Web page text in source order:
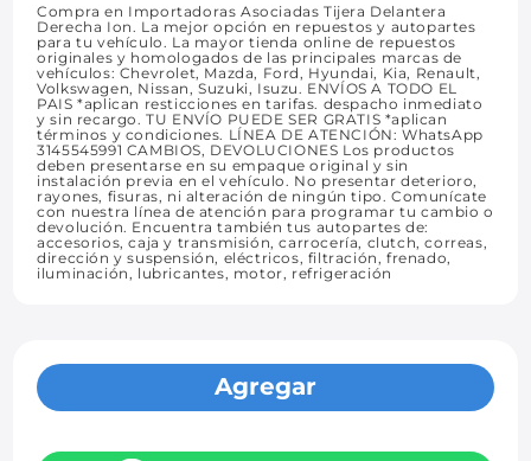
Compra en Importadoras Asociadas Tijera Delantera
Derecha Ion. La mejor opción en repuestos y autopartes
para tu vehículo. La mayor tienda online de repuestos
originales y homologados de las principales marcas de
vehículos: Chevrolet, Mazda, Ford, Hyundai, Kia, Renault,
Volkswagen, Nissan, Suzuki, Isuzu. ENVÍOS A TODO EL
PAIS *aplican resticciones en tarifas. despacho inmediato
y sin recargo. TU ENVÍO PUEDE SER GRATIS *aplican
términos y condiciones. LÍNEA DE ATENCIÓN: WhatsApp
3145545991 CAMBIOS, DEVOLUCIONES Los productos
deben presentarse en su empaque original y sin
instalación previa en el vehículo. No presentar deterioro,
rayones, fisuras, ni alteración de ningún tipo. Comunícate
con nuestra línea de atención para programar tu cambio o
devolución. Encuentra también tus autopartes de:
accesorios, caja y transmisión, carrocería, clutch, correas,
dirección y suspensión, eléctricos, filtración, frenado,
iluminación, lubricantes, motor, refrigeración
Agregar